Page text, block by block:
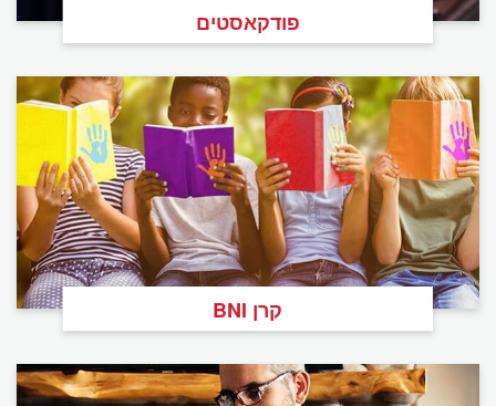
פודקאסטים
קרן BNI